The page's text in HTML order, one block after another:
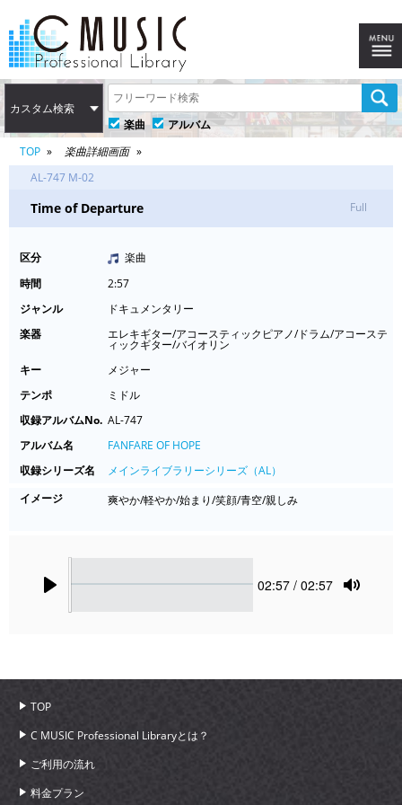
カスタム検索
楽曲
アルバム
TOP
楽曲詳細画面
AL-747 M-02
Time of Departure Full
区分
楽曲
時間
2:57
ジャンル
ドキュメンタリー
楽器
エレキギター/アコースティックピアノ/ドラム/アコーステ
ィックギター/バイオリン
キー
メジャー
テンポ
ミドル
収録アルバムNo. AL-747
アルバム名
FANFARE OF HOPE
収録シリーズ名
メインライブラリーシリーズ（AL）
イメージ
爽やか/軽やか/始まり/笑顔/青空/親しみ
Current
02:57 / 02:57
TOP
C MUSIC Professional Libraryとは？
ご利用の流れ
料金プラン